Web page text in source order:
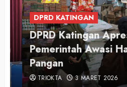
DPRD KATINGAN
DPRD Katingan
Pemerintah Awasi
Pangan
TRIOKTA 3 MARET 2026